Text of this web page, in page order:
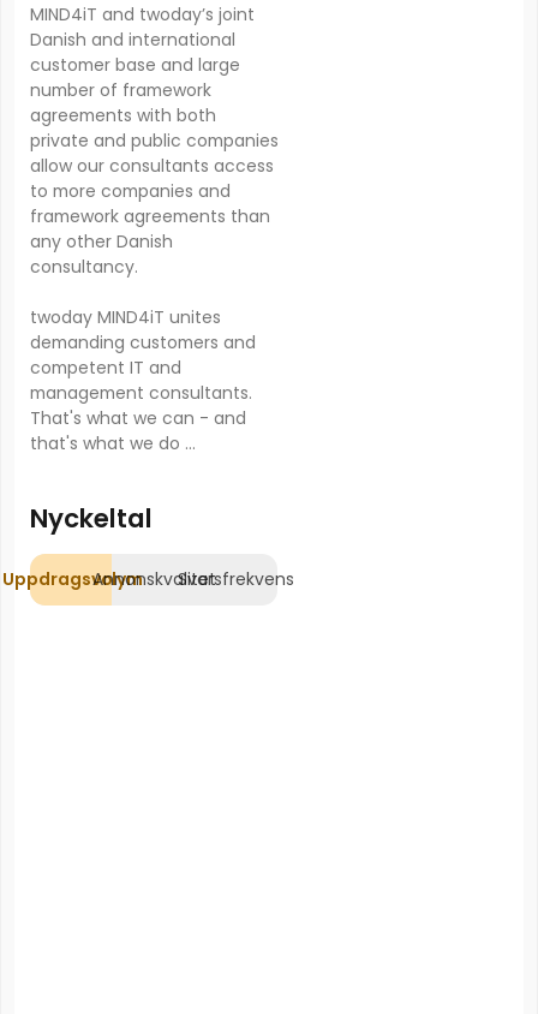
MIND4iT and twoday’s joint
Danish and international
customer base and large
number of framework
agreements with both
private and public companies
allow our consultants access
to more companies and
framework agreements than
any other Danish
consultancy.
twoday MIND4iT unites
demanding customers and
competent IT and
management consultants.
That's what we can - and
that's what we do ...
Nyckeltal
UppdragsvolymAnnonskvalitetSvarsfrekvens